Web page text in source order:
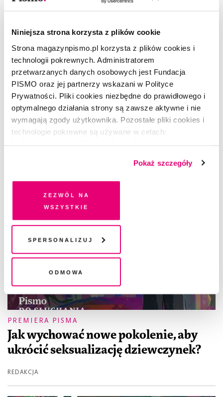
Niniejsza strona korzysta z plików cookie
Strona magazynpismo.pl korzysta z plików cookies i
technologii pokrewnych. Administratorem
przetwarzanych danych osobowych jest Fundacja
PISMO oraz jej partnerzy wskazani w Polityce
Prywatności. Pliki cookies niezbędne do prawidłowego i
optymalnego działania strony są zawsze aktywne i nie
wymagają zgody użytkownika. Pozostałe pliki cookies i
technologie pokrewne są używane w celach:
dobrowolną zgodę na pliki cookies i technologie
pokrewne, zgadzasz się na przechowywanie informacji
na Twoim urządzeniu końcowym lub dostęp do niego i
przetwarzanie danych. Zgodę na wszystkie lub niektóre
chwili wycofać lub ponowić w zakładce "Ustawienia
plików cookie". Wycofanie zgody nie wpływa na
legalność przetwarzania danych przed jej wycofaniem
Pokaż szczegóły
Zezwól na
wszystkie
Spersonalizuj
Odmowa
ESEJ
Jak mężczyźni wykorzystują
nastolatki
KAROLINA LEWESTAM
PREMIERA PISMA
Jak wychować nowe pokolenie, aby
ukrócić seksualizację dziewczynek?
REDAKCJA